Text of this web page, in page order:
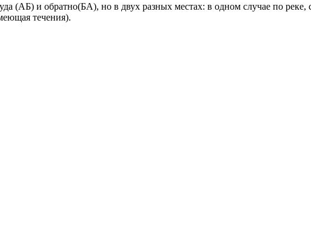
(АБ) и обратно(БА), но в двух разных местах: в одном случае по реке,
течения).